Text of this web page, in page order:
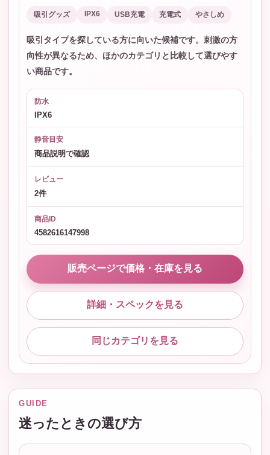
吸引グッズ IPX6 USB充電 充電式 やさしめ
吸引タイプを探している方に向いた候補です。刺激の方
向性が異なるため、ほかのカテゴリと比較して選びやす
い商品です。
防水
IPX6
静音目安
商品説明で確認
レビュー
2件
商品ID
4582616147998
販売ページで価格・在庫を見る
詳細・スペックを見る
同じカテゴリを見る
GUIDE
迷ったときの選び方